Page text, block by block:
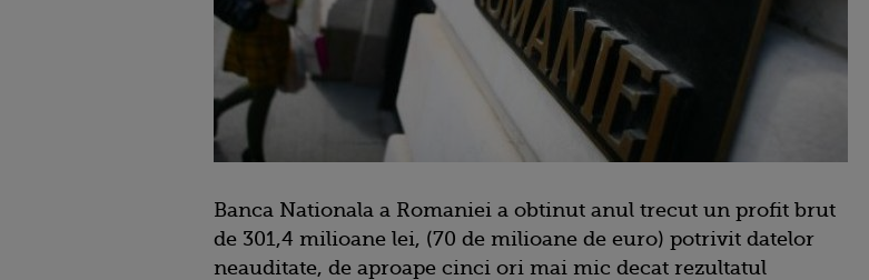
Banca Nationala a Romaniei a obtinut anul trecut un profit brut
de 301,4 milioane lei, (70 de milioane de euro) potrivit datelor
neauditate, de aproape cinci ori mai mic decat rezultatul